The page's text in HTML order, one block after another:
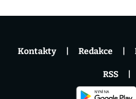
Kontakty Redakce
RSS